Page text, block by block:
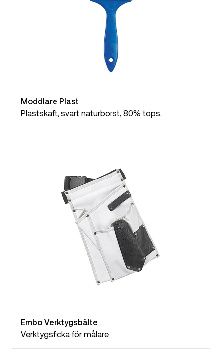
Moddlare Plast
Plastskaft, svart naturborst, 80% tops.
Embo Verktygsbälte
Verktygsficka för målare